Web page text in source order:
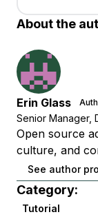
About the
Erin Glass
Senior Manager,
Open source
culture, and
See author
Category:
Tutorial